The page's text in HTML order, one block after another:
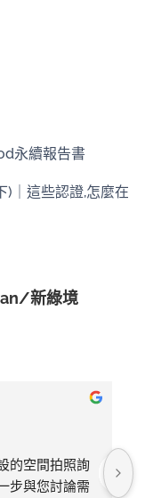
永續報告書
)｜這些認證,怎麼在
新綠境
的空間拍照詢
步與您討論需